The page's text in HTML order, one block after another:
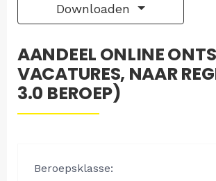
Downloaden
AANDEEL ONLINE
VACATURES, NAAR
3.0 BEROEP)